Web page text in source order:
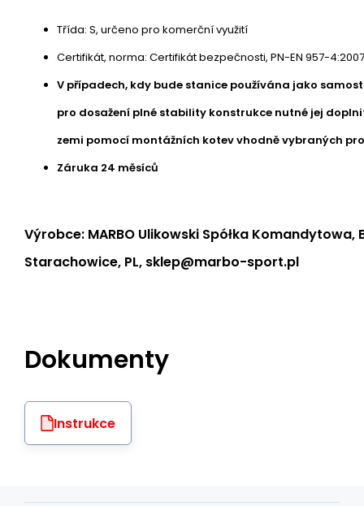
Třída: S, určeno pro komerční využití
Certifikát, norma: Certifikát bezpečnosti, PN-EN 957-4:2007
V případech, kdy bude stanice používána jako
pro dosažení plné stability konstrukce nutné jej
zemi pomocí montážních kotev vhodně vybraných
Záruka 24 měsíců
Výrobce: MARBO Ulikowski Spółka Komandytowa,
Starachowice, PL, sklep@marbo-sport.pl
Dokumenty
Instrukce